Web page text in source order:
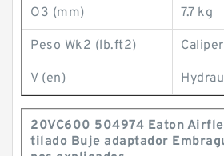
O3 (mm) 7.7 kg
Peso Wk2 (lb.ft2) Caliper
V (en)
20VC600 504974 Eaton
tilado Buje adaptador